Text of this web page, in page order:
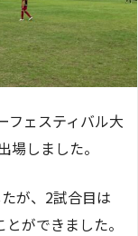
フェスティバル大
しました。
が、2試合目は
ができました。